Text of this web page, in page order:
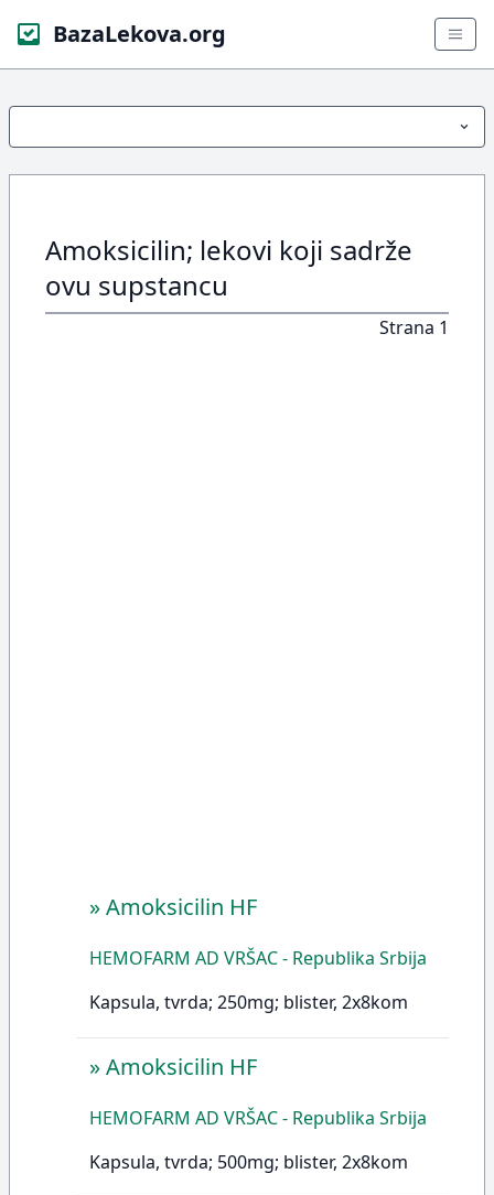
BazaLekova.org
Amoksicilin; lekovi koji sadrže
ovu supstancu
Strana 1
»Amoksicilin HF
HEMOFARM AD VRŠAC - Republika Srbija
Kapsula, tvrda; 250mg; blister, 2x8kom
»Amoksicilin HF
HEMOFARM AD VRŠAC - Republika Srbija
Kapsula, tvrda; 500mg; blister, 2x8kom